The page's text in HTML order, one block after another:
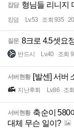
잡담 형님들 리니지
킹덤 Lv.53 조회 935
질문 8크로 4.5셋요
반드시 Lv.40 조회
서버현황 [발센] 서버
지난후회 Lv.86 조
서버현황 축순이 580
대체 무슨 일이?